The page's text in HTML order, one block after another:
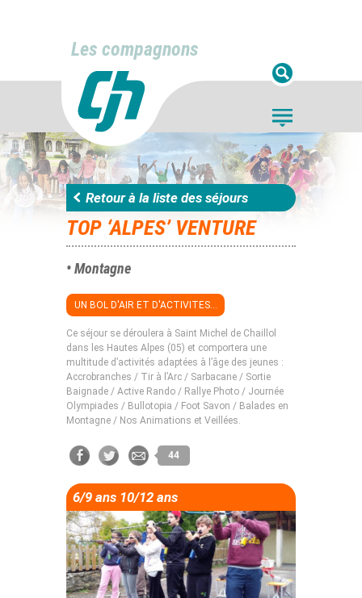
Les compagnons
Retour à la liste des séjours
TOP ‘ALPES’ VENTURE
• Montagne
UN BOL D'AIR ET D'ACTIVITES...
Ce séjour se déroulera à Saint Michel de Chaillol
dans les Hautes Alpes (05) et comportera une
multitude d’activités adaptées à l’âge des jeunes :
Accrobranches / Tir à l’Arc / Sarbacane / Sortie
Baignade / Active Rando / Rallye Photo / Journée
Olympiades / Bullotopia / Foot Savon / Balades en
Montagne / Nos Animations et Veillées.
44
6/9 ans 10/12 ans